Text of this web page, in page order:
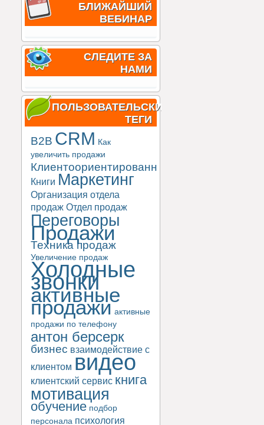
БЛИЖАЙШИЙ
ВЕБИНАР
СЛЕДИТЕ ЗА
НАМИ
ПОЛЬЗОВАТЕЛЬСКИЕ
ТЕГИ
B2B CRM Как
увеличить продажи
Клиентоориентированность
Книги Маркетинг
Организация отдела
продаж Отдел продаж
Переговоры
Продажи
Техника продаж
Увеличение продаж
Холодные
звонки
активные
продажи активные
продажи по телефону
антон берсерк
бизнес взаимодействие с
клиентом видео
клиентский сервис книга
мотивация
обучение подбор
персонала психология